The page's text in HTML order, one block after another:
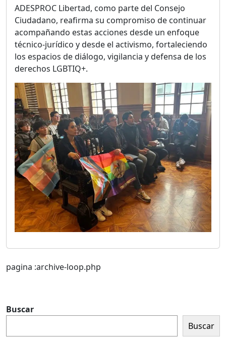
ADESPROC Libertad, como parte del Consejo
Ciudadano, reafirma su compromiso de continuar
acompañando estas acciones desde un enfoque
técnico-jurídico y desde el activismo, fortaleciendo
los espacios de diálogo, vigilancia y defensa de los
derechos LGBTIQ+.
pagina :archive-loop.php
Buscar
Buscar